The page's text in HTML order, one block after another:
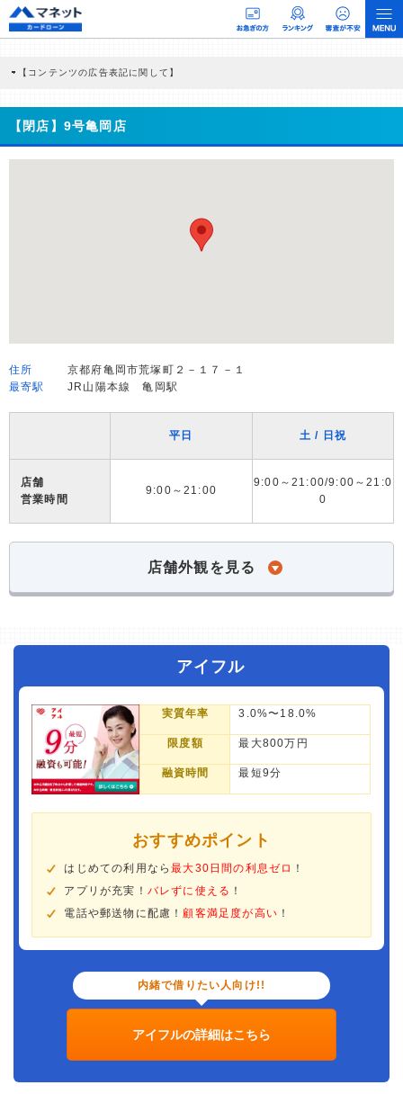
【コンテンツの広告表記に関して】
商品を根拠なくPRするものではなく、当編集部の調査／ユーザーへの口コミ収集な
どに基づき、公平性を担保した情報提供を行っています。
>提携企業一覧
【閉店】9号亀岡店
住所
京都府亀岡市荒塚町２－１７－１
最寄駅
JR山陽本線 亀岡駅
平日 土 / 日祝
店舗
営業時間
9:00～21:00
9:00～21:00/9:00～21:0
0
店舗外観を見る
アイフル
実質年率 3.0%〜18.0%
限度額 最大800万円
融資時間 最短9分
おすすめポイント
はじめての利用なら最大30日間の利息ゼロ ！
アプリが充実！ バレずに使える ！
電話や郵送物に配慮！顧客満足度が高い ！
内緒で借りたい人向け!!
アイフルの詳細はこちら